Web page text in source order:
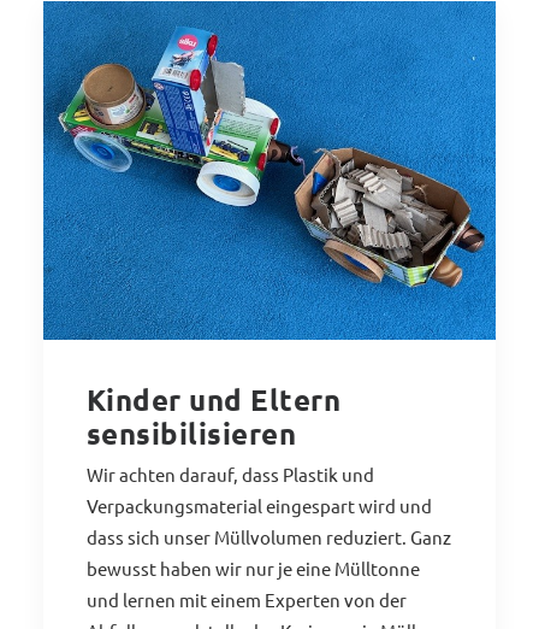
Kinder und Eltern
sensibilisieren
Wir achten darauf, dass Plastik und
Verpackungsmaterial eingespart wird und
dass sich unser Müllvolumen reduziert. Ganz
bewusst haben wir nur je eine Mülltonne
und lernen mit einem Experten von der